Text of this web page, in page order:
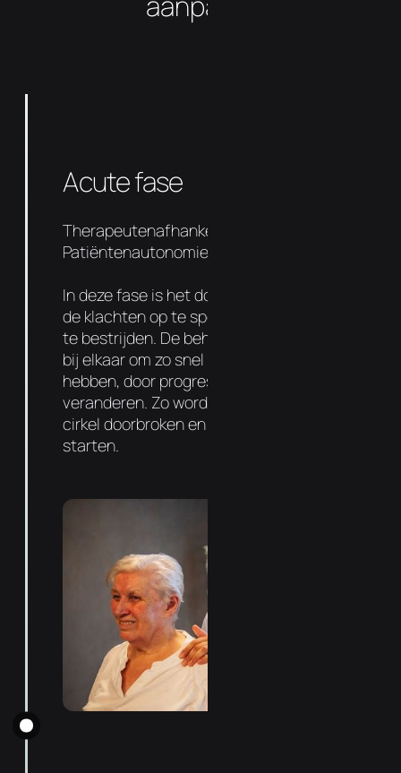
Acute fase
Therapeutenafhankelijkheid 90%
Patiëntenautonomie 10%
In deze fase is het doel om de oorzaak van
de klachten op te sporen en de symptomen
te bestrijden. De behandelingen liggen dicht
bij elkaar om zo snel mogelijk resultaat te
hebben, door progressief de functie te
veranderen. Zo wordt de negatieve vicieuze
cirkel doorbroken en kan de genezing
starten.